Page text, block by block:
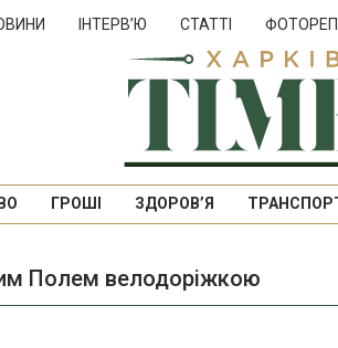
ІНТЕРВ’Ю СТАТТІ
ГРОШІ ЗДОРОВ’Я
Полем велодоріжкою